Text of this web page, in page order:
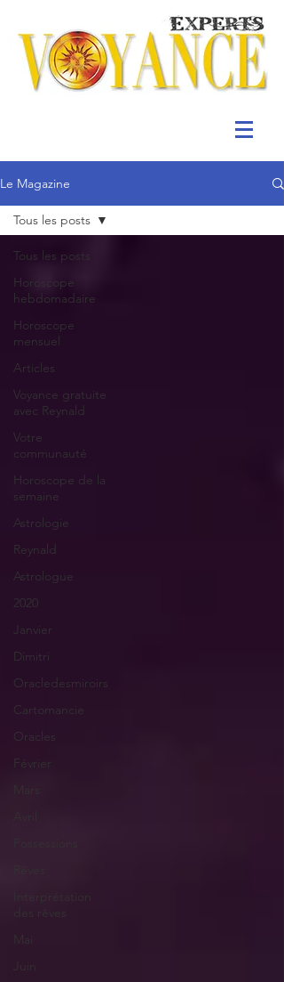
Le Magazine
Tous les posts
Horoscope
hebdomadaire
Horoscope
mensuel
Articles
Voyance gratuite
avec Reynald
Votre
communauté
Horoscope de la
semaine
Astrologie
Reynald
Astrologue
2020
Janvier
Dimitri
Oracledesmiroirs
Cartomancie
Oracles
Février
Mars
Interprétation
des rêves
Mai
Juin
Tous les posts